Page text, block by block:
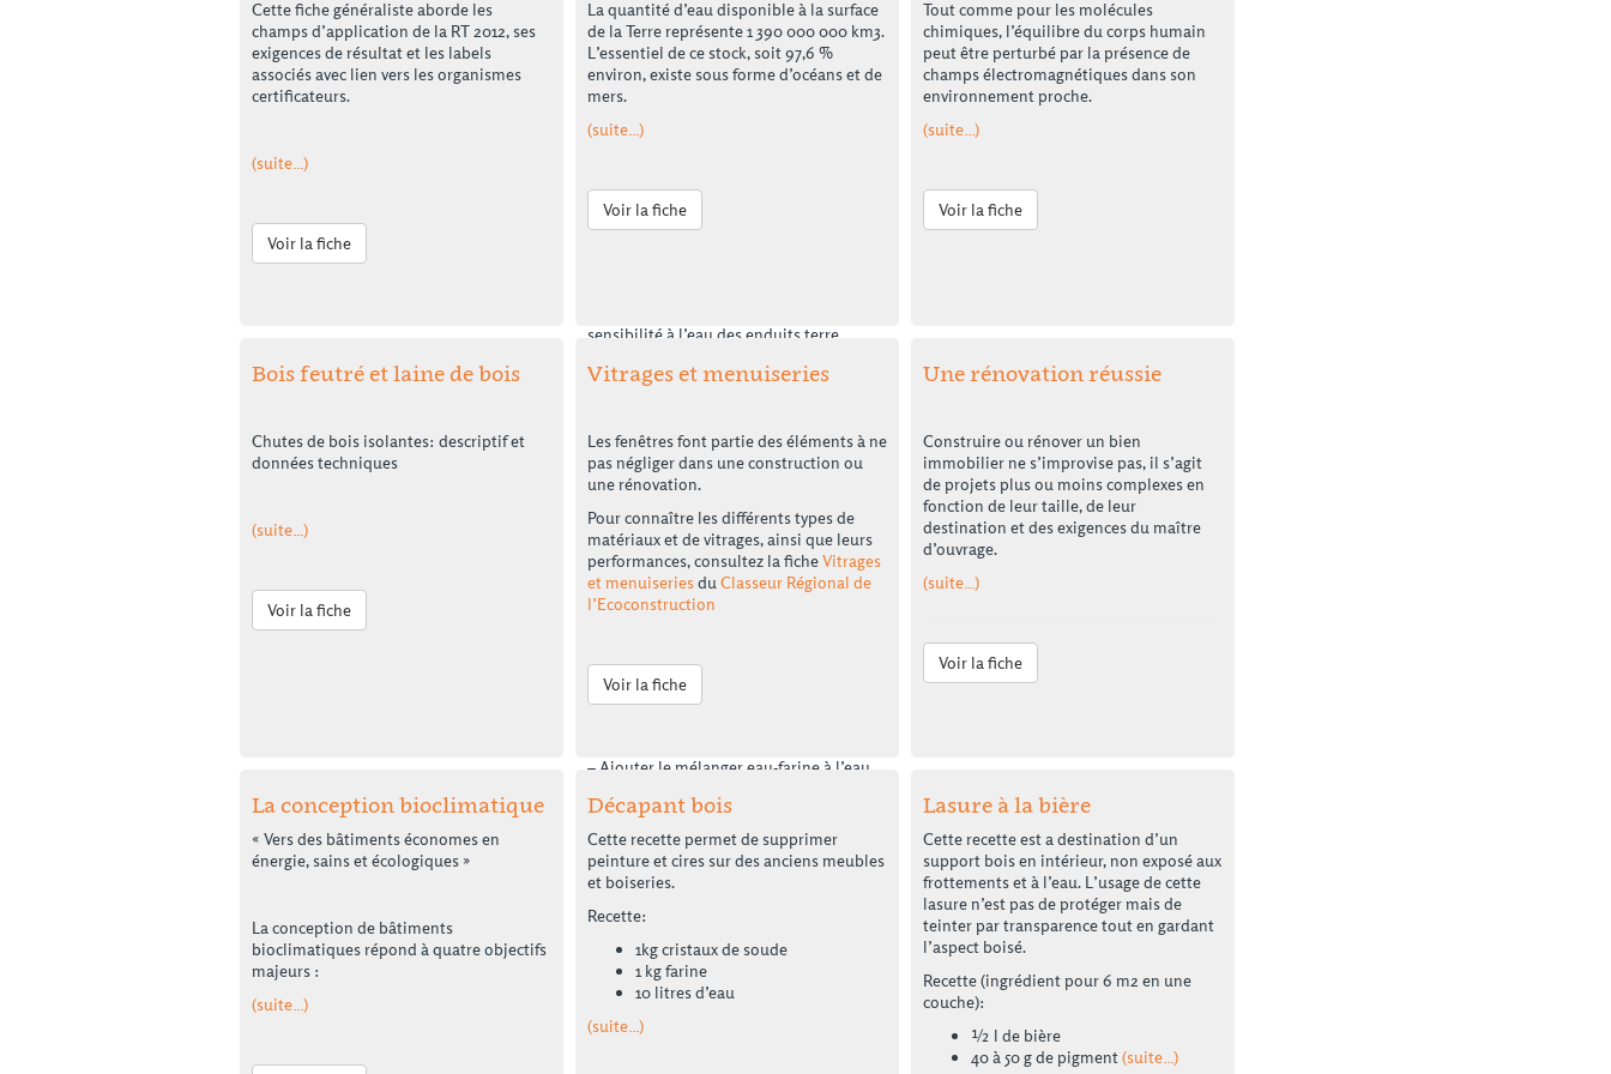
particules d’argile. Exemples : les fibres
végétales fermentées, la farine…
Leslipides(matière grasse) qui vont
permettre de consolides les enduits
grâce à un phénomène d’oxydation des
lipides. Ils facilitent également
terre grâce aux propriétés
hygrophobantes des lipides. Exemples :
huile de lin, cire végétale…
sensibilité à l’eau des enduits terre.
peut se fairedans la masse(incorporé
dans le corps d’enduit ) ouen
imprégnation de surface
Attention : Toujours faire des tests
avant l’application!
– Mélanger 1 volume farine blanche et 1
volume d’eau tiède
– Ajouter le mélanger eau-farine à l’eau
– Chauffer à feu doux pendant 10 minutes
en remuant
– Une fois le mélange épaissit et
Ajouter ce mélange raison de 3 à 5 % du
volume de mortier de terre.
Pour d’autres recettes, se référer au
Cette fiche généraliste aborde les
champs d’application de la RT 2012, ses
exigences de résultat et les labels
associés avec lien vers les organismes
certificateurs.
(suite…)
Voir la fiche
La quantité d’eau disponible à la surface
de la Terre représente 1 390 000 000 km3.
L’essentiel de ce stock, soit 97,6 %
environ, existe sous forme d’océans et de
mers.
(suite…)
Voir la fiche
Tout comme pour les molécules
chimiques, l’équilibre du corps humain
peut être perturbé par la présence de
champs électromagnétiques dans son
environnement proche.
(suite…)
Voir la fiche
Bois feutré et laine de bois
Chutes de bois isolantes: descriptif et
données techniques
(suite…)
Voir la fiche
Vitrages et menuiseries
Les fenêtres font partie des éléments à ne
pas négliger dans une construction ou
une rénovation.
Pour connaître les différents types de
matériaux et de vitrages, ainsi que leurs
performances, consultez la ficheVitrages
et menuiseriesduClasseur Régional de
l’Ecoconstruction
Voir la fiche
Une rénovation réussie
Construire ou rénover un bien
immobilier ne s’improvise pas, il s’agit
de projets plus ou moins complexes en
fonction de leur taille, de leur
destination et des exigences du maître
d’ouvrage.
(suite…)
Voir la fiche
La conception bioclimatique
« Vers des bâtiments économes en
énergie, sains et écologiques »
La conception de bâtiments
bioclimatiques répond à quatre objectifs
majeurs :
(suite…)
Décapant bois
Cette recette permet de supprimer
peinture et cires sur des anciens meubles
et boiseries.
Recette:
1kg cristaux de soude
1 kg farine
10 litres d’eau
(suite…)
Lasure à la bière
Cette recette est a destination d’un
support bois en intérieur, non exposé aux
frottements et à l’eau. L’usage de cette
lasure n’est pas de protéger mais de
teinter par transparence tout en gardant
l’aspect boisé.
Recette (ingrédient pour 6 m2 en une
couche):
½ l de bière
40 à 50 g de pigment(suite…)